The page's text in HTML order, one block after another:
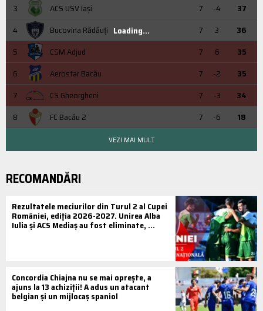
3
ACS USV Iaşi 7 -4
37
4
Bucovina Rădăuți 7 3
36
5
CSM Adjud 7 6
35
6
Aerostar Bacău 7 -2
35
7
CS Gheorgheni 7 -3
34
8
FC Bacău 2 7 -6 18
Loading...
VEZI MAI MULT
RECOMANDĂRI
Rezultatele meciurilor din Turul 2 al Cupei
României, ediția 2026-2027. Unirea Alba
Iulia și ACS Mediaș au fost eliminate, ...
Concordia Chiajna nu se mai oprește, a
ajuns la 13 achiziții! A adus un atacant
belgian și un mijlocaș spaniol